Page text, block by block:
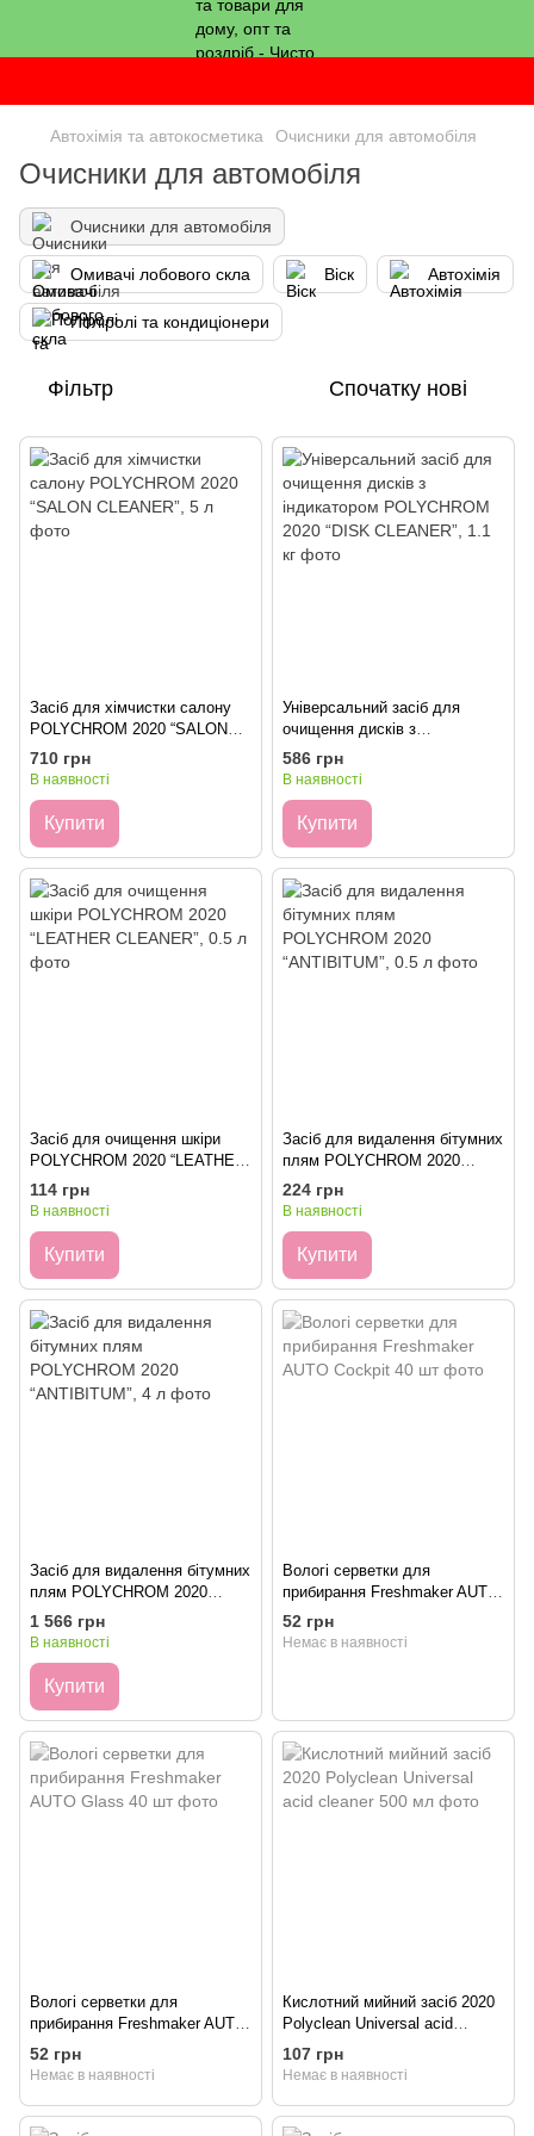
Автохімія та автокосметика Очисники для автомобіля
Очисники для автомобіля
Очисники для автомобіля
Омивачі лобового скла Віск Автохімія
Поліролі та кондиціонери
Фільтр Спочатку нові
Засіб для хімчистки салону
POLYCHROM 2020 “SALON
CLEANER”, 5 л
710 грн
В наявності
Купити
Універсальний засіб для
очищення дисків з
індикатором POLYCHROM
2020 “DISK CLEANER”, 1.1 кг
586 грн
В наявності
Купити
Засіб для очищення шкіри
POLYCHROM 2020 “LEATHER
CLEANER”, 0.5 л
114 грн
В наявності
Купити
Засіб для видалення бітумних
плям POLYCHROM 2020
“ANTIBITUM”, 0.5 л
224 грн
В наявності
Купити
Засіб для видалення бітумних
плям POLYCHROM 2020
“ANTIBITUM”, 4 л
1 566 грн
В наявності
Купити
Вологі серветки для
прибирання Freshmaker AUTO
Cockpit 40 шт
52 грн
Немає в наявності
Вологі серветки для
прибирання Freshmaker AUTO
Glass 40 шт
52 грн
Немає в наявності
Кислотний мийний засіб 2020
Polyclean Universal acid
cleaner 500 мл
107 грн
Немає в наявності